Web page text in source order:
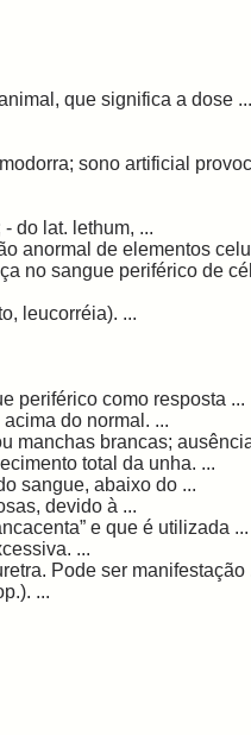
que significa a dose ...
sono artificial
do lat. lethum, ...
anormal de elementos
no sangue periférico de
leucorréia). ...
periférico como resposta ...
do normal. ...
manchas brancas;
total da unha. ...
sangue, abaixo do ...
devido à ...
e que é utilizada ...
...
Pode ser manifestação
...